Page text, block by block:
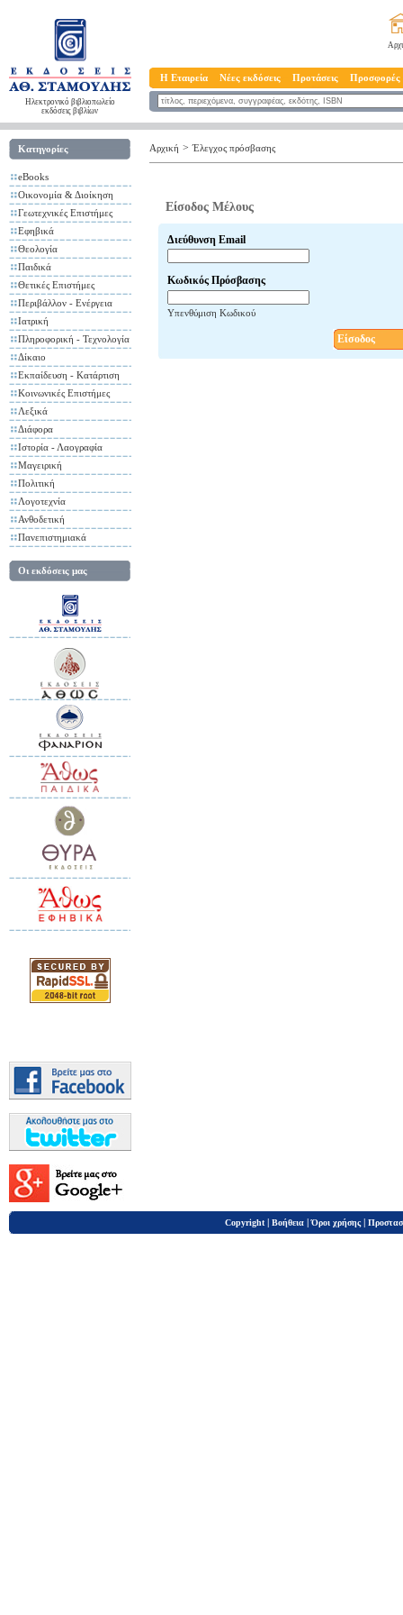
Ηλεκτρονικό βιβλιοπωλείο
εκδόσεις βιβλίων
Η Εταιρεία Νέες εκδόσεις Προτάσεις Προσφορές
Κατηγορίες
eBooks
Οικονομία & Διοίκηση
Γεωτεχνικές Επιστήμες
Εφηβικά
Θεολογία
Παιδικά
Θετικές Επιστήμες
Περιβάλλον - Ενέργεια
Ιατρική
Πληροφορική - Τεχνολογία
Δίκαιο
Εκπαίδευση - Κατάρτιση
Κοινωνικές Επιστήμες
Λεξικά
Διάφορα
Ιστορία - Λαογραφία
Μαγειρική
Πολιτική
Λογοτεχνία
Ανθοδετική
Πανεπιστημιακά
Οι εκδόσεις μας
Αρχική > Έλεγχος πρόσβασης
Είσοδος Μέλους
Διεύθυνση Email
Κωδικός Πρόσβασης
Υπενθύμιση Κωδικού
Είσοδος
Copyright | Βοήθεια |Όροι χρήσης |